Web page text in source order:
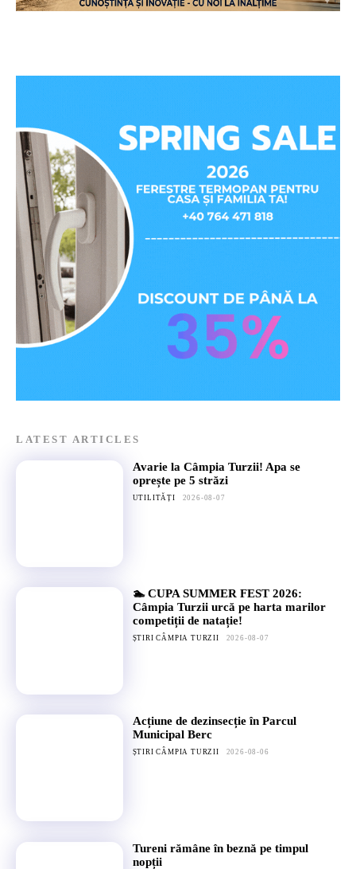
LATEST ARTICLES
Avarie la Câmpia Turzii! Apa se
oprește pe 5 străzi
UTILITĂȚI 2026-08-07
🏊 CUPA SUMMER FEST 2026:
Câmpia Turzii urcă pe harta marilor
competiții de natație!
ȘTIRI CÂMPIA TURZII 2026-08-07
Acțiune de dezinsecție în Parcul
Municipal Berc
ȘTIRI CÂMPIA TURZII 2026-08-06
Tureni rămâne în beznă pe timpul
nopții